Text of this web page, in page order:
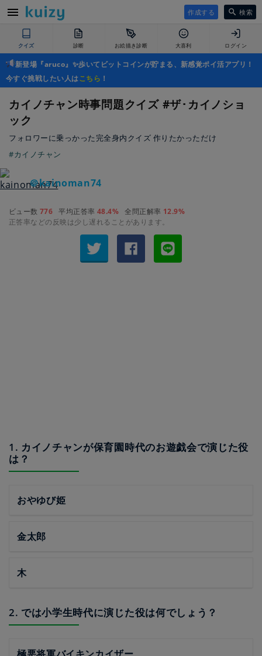
作成する 検索
クイズ 診断 お絵描き診断 大喜利 ログイン
新登場『aruco』✨歩いてビットコインが貯まる、新感覚ポイ活アプリ！
今すぐ挑戦したい人はこちら ！
カイノチャン時事問題クイズ #ザ･カイノショ
ック
フォロワーに乗っかった完全身内クイズ 作りたかっただけ
#カイノチャン
＠kainoman74
ビュー数 776 平均正答率 48.4% 全問正解率 12.9%
正答率などの反映は少し遅れることがあります。
1. カイノチャンが保育園時代のお遊戯会で演じた役
は？
おやゆび姫
金太郎
木
2. では小学生時代に演じた役は何でしょう？